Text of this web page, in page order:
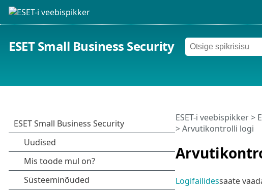
ESET Small Business Security
ESET-i veebispikker>
> Arvutikontrolli logi
Logifailidessaate